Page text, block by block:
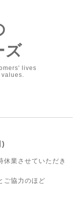
ズ
lives
)
休業させていただき
ご協力のほど